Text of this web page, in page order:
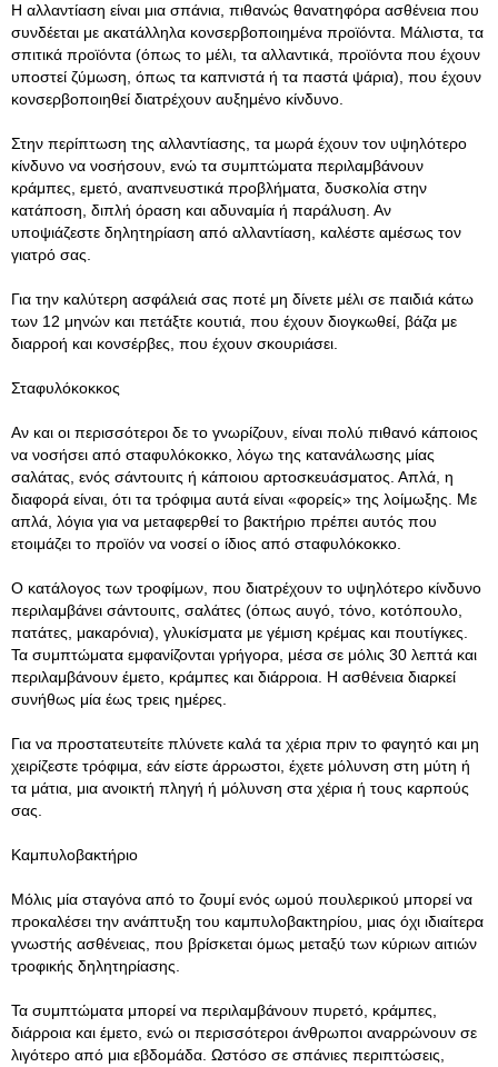
Η αλλαντίαση είναι μια σπάνια, πιθανώς θανατηφόρα ασθένεια που
συνδέεται με ακατάλληλα κονσερβοποιημένα προϊόντα. Μάλιστα, τα
σπιτικά προϊόντα (όπως το μέλι, τα αλλαντικά, προϊόντα που έχουν
υποστεί ζύμωση, όπως τα καπνιστά ή τα παστά ψάρια), που έχουν
κονσερβοποιηθεί διατρέχουν αυξημένο κίνδυνο.
Στην περίπτωση της αλλαντίασης, τα μωρά έχουν τον υψηλότερο
κίνδυνο να νοσήσουν, ενώ τα συμπτώματα περιλαμβάνουν
κράμπες, εμετό, αναπνευστικά προβλήματα, δυσκολία στην
κατάποση, διπλή όραση και αδυναμία ή παράλυση. Αν
υποψιάζεστε δηλητηρίαση από αλλαντίαση, καλέστε αμέσως τον
γιατρό σας.
Για την καλύτερη ασφάλειά σας ποτέ μη δίνετε μέλι σε παιδιά κάτω
των 12 μηνών και πετάξτε κουτιά, που έχουν διογκωθεί, βάζα με
διαρροή και κονσέρβες, που έχουν σκουριάσει.
Σταφυλόκοκκος
Αν και οι περισσότεροι δε το γνωρίζουν, είναι πολύ πιθανό κάποιος
να νοσήσει από σταφυλόκοκκο, λόγω της κατανάλωσης μίας
σαλάτας, ενός σάντουιτς ή κάποιου αρτοσκευάσματος. Απλά, η
διαφορά είναι, ότι τα τρόφιμα αυτά είναι «φορείς» της λοίμωξης. Με
απλά, λόγια για να μεταφερθεί το βακτήριο πρέπει αυτός που
ετοιμάζει το προϊόν να νοσεί ο ίδιος από σταφυλόκοκκο.
Ο κατάλογος των τροφίμων, που διατρέχουν το υψηλότερο κίνδυνο
περιλαμβάνει σάντουιτς, σαλάτες (όπως αυγό, τόνο, κοτόπουλο,
πατάτες, μακαρόνια), γλυκίσματα με γέμιση κρέμας και πουτίγκες.
Τα συμπτώματα εμφανίζονται γρήγορα, μέσα σε μόλις 30 λεπτά και
περιλαμβάνουν έμετο, κράμπες και διάρροια. Η ασθένεια διαρκεί
συνήθως μία έως τρεις ημέρες.
Για να προστατευτείτε πλύνετε καλά τα χέρια πριν το φαγητό και μη
χειρίζεστε τρόφιμα, εάν είστε άρρωστοι, έχετε μόλυνση στη μύτη ή
τα μάτια, μια ανοικτή πληγή ή μόλυνση στα χέρια ή τους καρπούς
σας.
Καμπυλοβακτήριο
Μόλις μία σταγόνα από το ζουμί ενός ωμού πουλερικού μπορεί να
προκαλέσει την ανάπτυξη του καμπυλοβακτηρίου, μιας όχι ιδιαίτερα
γνωστής ασθένειας, που βρίσκεται όμως μεταξύ των κύριων αιτιών
τροφικής δηλητηρίασης.
Τα συμπτώματα μπορεί να περιλαμβάνουν πυρετό, κράμπες,
διάρροια και έμετο, ενώ οι περισσότεροι άνθρωποι αναρρώνουν σε
λιγότερο από μια εβδομάδα. Ωστόσο σε σπάνιες περιπτώσεις,